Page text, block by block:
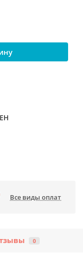
Все виды оплат
0